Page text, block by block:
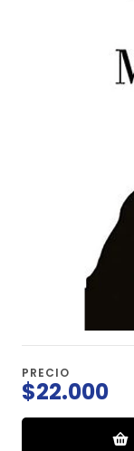
PRECIO
$22.000